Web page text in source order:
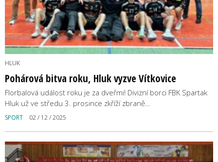
HLUK
Pohárová bitva roku, Hluk vyzve Vítkovice
Florbalová událost roku je za dveřmi! Divizní borci FBK Spartak
Hluk už ve středu 3. prosince zkříží zbraně…
SPORT 02 / 12 / 2025